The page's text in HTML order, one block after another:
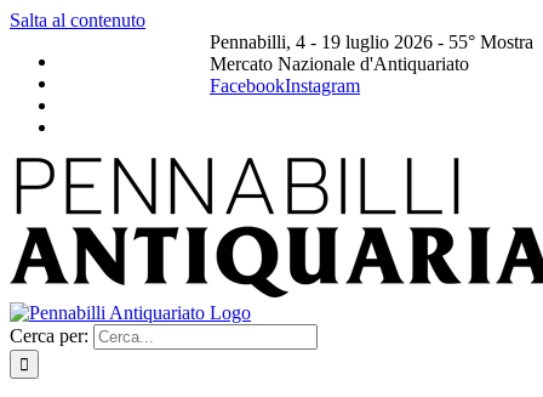
Salta al contenuto
Pennabilli, 4 - 19 luglio 2026 - 55° Mostra
Mercato Nazionale d'Antiquariato
FacebookInstagram
Cerca per: